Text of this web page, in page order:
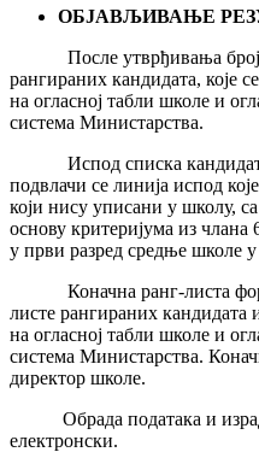
ОБЈАВЉИВАЊЕ
После утврђивања броја
рангираних кандидата, које
на огласној табли школе и
система Министарства.
Испод списка кандидата
подвлачи се линија испод
који нису уписани у школу,
основу критеријума из
у први разред средње школе
Коначна ранг-листа
листе рангираних кандидата
на огласној табли школе и
система Министарства.
директор школе.
Обрада података и
електронски.